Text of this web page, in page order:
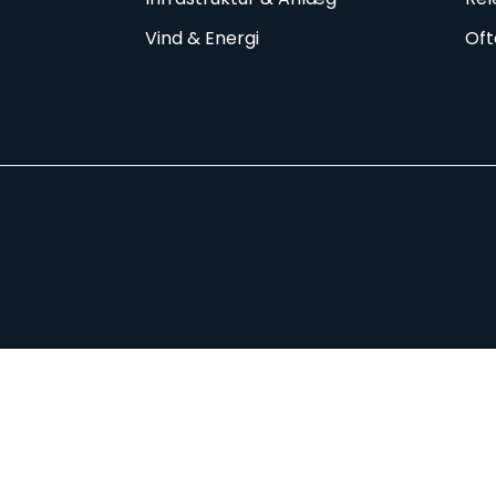
Vind & Energi